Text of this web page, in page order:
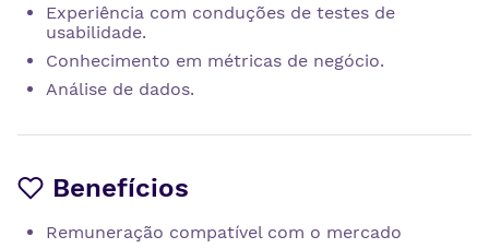
Experiência com conduções de testes de
usabilidade.
Conhecimento em métricas de negócio.
Análise de dados.
Benefícios
Remuneração compatível com o mercado